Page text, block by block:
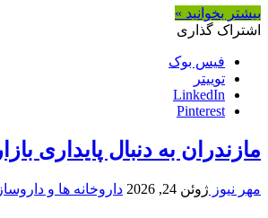
بیشتر بخوانید »
اشتراک گذاری
فیس بوک
توییتر
LinkedIn
Pinterest
مازندران به دنبال پایداری
مهر نیوز ژوئن 24, 2026 داروخانه ها و